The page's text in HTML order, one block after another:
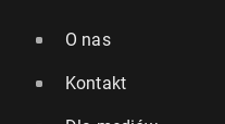
O nas
Kontakt